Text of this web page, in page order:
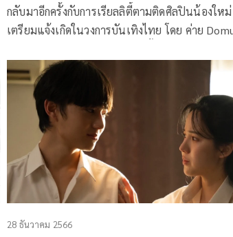
กลับมาอีกครั้งกับการเรียลลิตี้ตามติดศิลปินน้องให
เตรียมแจ้งเกิดในวงการบันเทิงไทย โดย ค่าย
คุณภาพสู่วงการบันเทิงมาแล้วถึง 3 รุ่น อย่าง DMD
1, DMD Gen 2 และ DMD Gen 3
28 ธันวาคม 2566